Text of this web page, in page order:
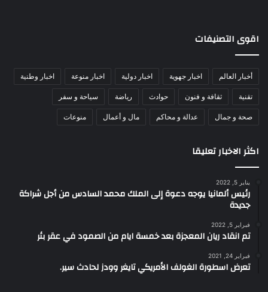
اقوى التصنيفات
أخبار العالم اخبار جهوية اخبار دولية اخبار منوعة اخبار وطنية
تقنية ثقافة و فنون حوادث رياضة سياحة و سفر
صحة و جمال عدالة و محاكم مال و أعمال منوعات
اكثر الاخبار تعليقا
يناير 5, 2022
رئيس ألمانيا يوجه دعوة إلى الملك محمد السادس من أجل شراكة
جديدة
فبراير 5, 2022
تم انقاد ريان المعجزة بعد خمسة ايام من الصمود في عقر بئر
فبراير 24, 2021
تعرض اسطورة الغولف الأمريكي تايغر وودز لحادث سير.